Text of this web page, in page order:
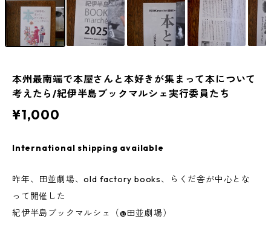
本州最南端で本屋さんと本好きが集まって本について
考えたら/紀伊半島ブックマルシェ実行委員たち
¥1,000
International shipping available
昨年、田並劇場、old factory books、らくだ舎が中心とな
って開催した
紀伊半島ブックマルシェ（@田並劇場）